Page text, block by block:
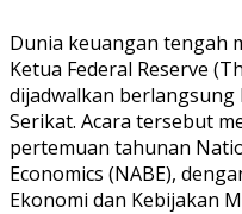
Dunia keuangan tengah
Ketua Federal Reserve
dijadwalkan berlangsung
Serikat. Acara tersebut
pertemuan tahunan
Economics (NABE),
Ekonomi dan Kebijakan